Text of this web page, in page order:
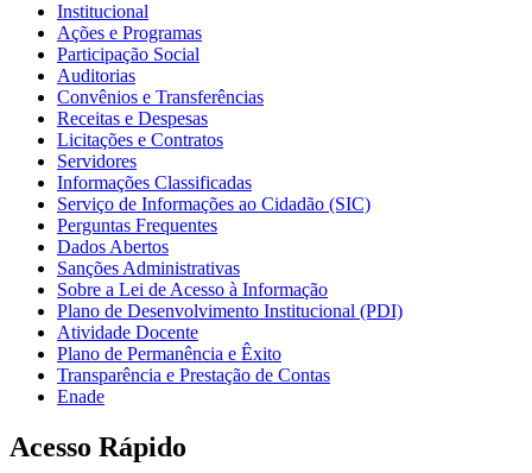
Institucional
Ações e Programas
Participação Social
Auditorias
Convênios e Transferências
Receitas e Despesas
Licitações e Contratos
Servidores
Informações Classificadas
Serviço de Informações ao Cidadão (SIC)
Perguntas Frequentes
Dados Abertos
Sanções Administrativas
Sobre a Lei de Acesso à Informação
Plano de Desenvolvimento Institucional (PDI)
Atividade Docente
Plano de Permanência e Êxito
Transparência e Prestação de Contas
Enade
Acesso Rápido